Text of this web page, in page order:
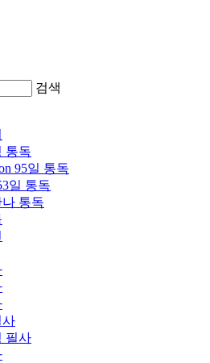
검색
통독
95일 통독
일 통독
통독
사
필사